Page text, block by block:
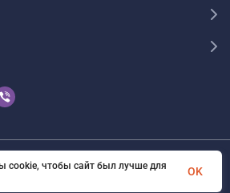
InSale. Все права защищены
cookie, чтобы сайт был лучше для
OK